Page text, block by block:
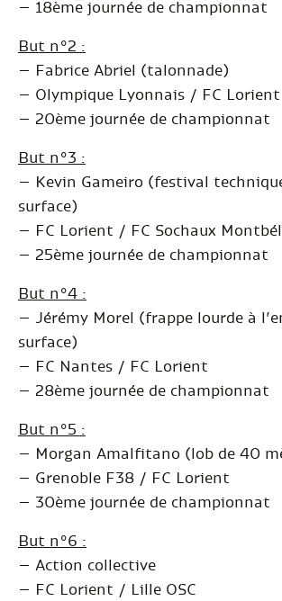
– 18ème journée de championnat
But n°2 :
– Fabrice Abriel (talonnade)
– Olympique Lyonnais / FC Lorient
– 20ème journée de championnat
But n°3 :
– Kevin Gameiro (festival
surface)
– FC Lorient / FC Sochaux
– 25ème journée de championnat
But n°4 :
– Jérémy Morel (frappe lourde à
surface)
– FC Nantes / FC Lorient
– 28ème journée de championnat
But n°5 :
– Morgan Amalfitano (lob de 40
– Grenoble F38 / FC Lorient
– 30ème journée de championnat
But n°6 :
– Action collective
– FC Lorient / Lille OSC